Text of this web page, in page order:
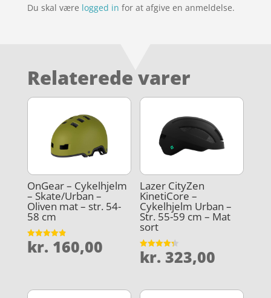
Du skal være logged in for at afgive en anmeldelse.
Relaterede varer
OnGear – Cykelhjelm
– Skate/Urban –
Oliven mat – str. 54-
58 cm
Vurderet
4.9
kr. 160,00
Lazer CityZen
KinetiCore –
Cykelhjelm Urban –
Str. 55-59 cm – Mat
sort
Vurderet
4.3
kr. 323,00